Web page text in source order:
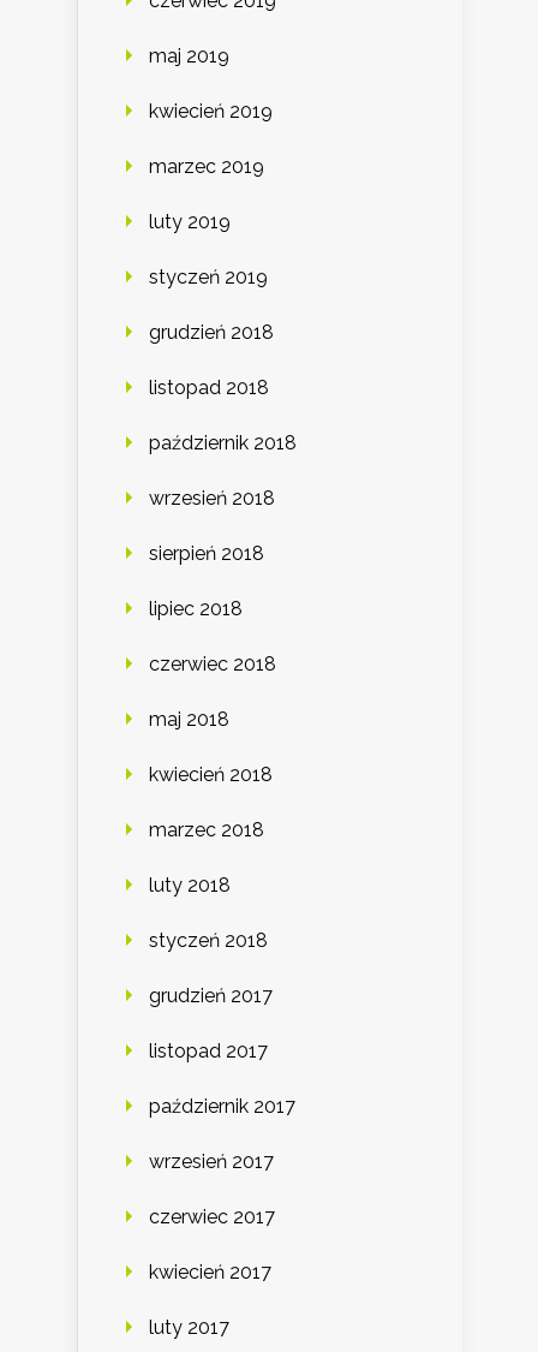
maj 2019
kwiecień 2019
marzec 2019
luty 2019
styczeń 2019
grudzień 2018
listopad 2018
październik 2018
wrzesień 2018
sierpień 2018
lipiec 2018
czerwiec 2018
maj 2018
kwiecień 2018
marzec 2018
luty 2018
styczeń 2018
grudzień 2017
listopad 2017
październik 2017
wrzesień 2017
czerwiec 2017
kwiecień 2017
luty 2017